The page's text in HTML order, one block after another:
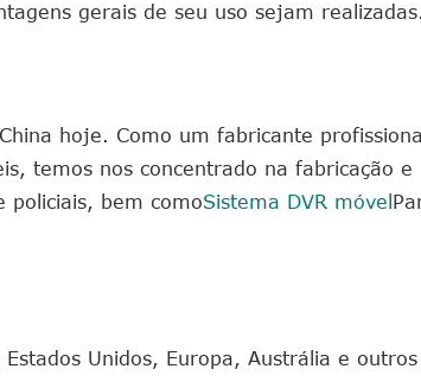
gerais de seu uso sejam realizadas.
hoje. Como um fabricante profissional
temos nos concentrado na fabricação e
policiais, bem comoSistema DVR móvel
Unidos, Europa, Austrália e outros